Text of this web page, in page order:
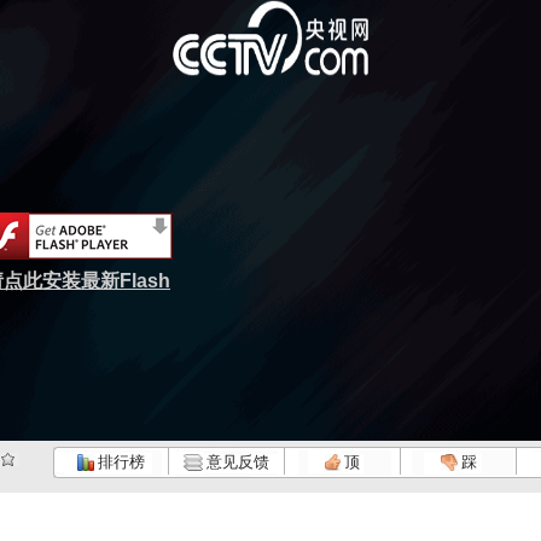
点此安装最新Flash
排行榜 意见反馈 顶 踩